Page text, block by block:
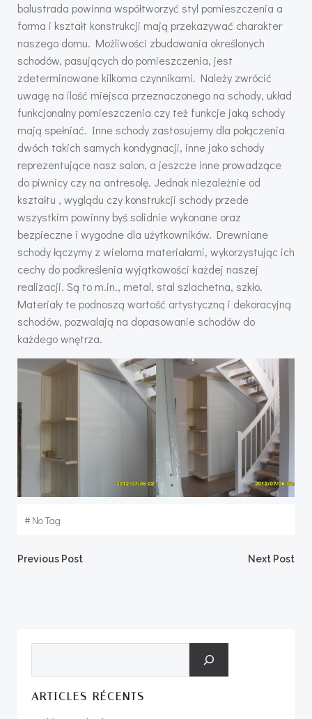
balustrada powinna współtworzyć styl pomieszczenia a
forma i kształt konstrukcji mają przekazywać charakter
naszego domu. Możliwości zbudowania określonych
schodów, pasujących do pomieszczenia, jest
zdeterminowane kilkoma czynnikami. Należy zwrócić
uwagę na ilość miejsca przeznaczonego na schody, układ
funkcjonalny pomieszczenia czy też funkcje jaką schody
mają spełniać. Inne schody zastosujemy dla połączenia
dwóch takich samych kondygnacji, inne jako schody
reprezentujące nasz salon, a jeszcze inne prowadzące
do piwnicy czy na antresolę. Jednak niezależnie od
kształtu , wyglądu czy konstrukcji schody przede
wszystkim powinny byś solidnie wykonane oraz
bezpieczne i wygodne dla użytkowników. Drewniane
schody łączymy z wieloma materiałami, wykorzystując ich
cechy do podkreślenia wyjątkowości każdej naszej
realizacji. Są to m.in., metal, stal szlachetna, szkło.
Materiały te podnoszą wartość artystyczną i dekoracyjną
schodów, pozwalają na dopasowanie schodów do
każdego wnętrza.
#No Tag
Post
Previous Post Next Post
ARTICLES RÉCENTS